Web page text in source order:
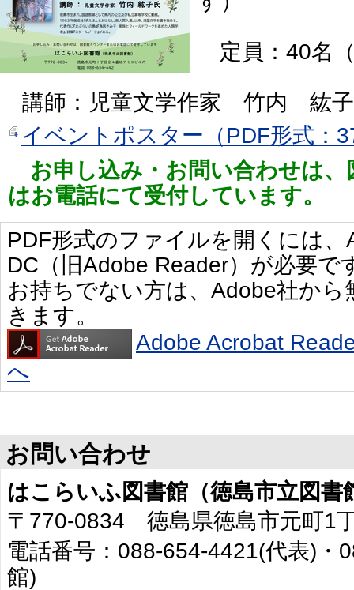
定員：40名
講師：児童文学作家 竹内 紘
イベントポスター（PDF形式：
お申し込み・お問い合わせは、
はお電話にて受付しています。
PDF形式のファイルを開くには
DC（旧Adobe Reader）が必要で
お持ちでない方は、Adobe社か
きます。
Adobe Acrobat
へ
お問い合わせ
はこらいふ図書館（徳島市立図書
〒770-0834 徳島県徳島市元町1
電話番号：088-654-4421(代表)・
館)